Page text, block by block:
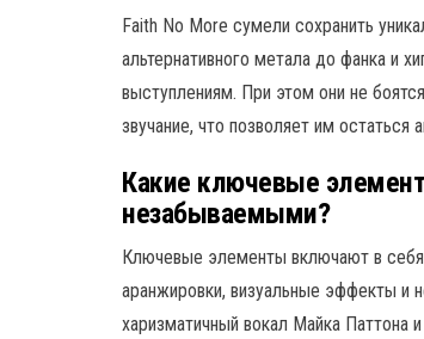
Faith No More сумели сохранить
альтернативного метала до фанка и
выступлениям. При этом они не
звучание, что позволяет им
Какие ключевые
незабываемыми?
Ключевые элементы включают в
аранжировки, визуальные эффекты и
харизматичный вокал Майка Паттона